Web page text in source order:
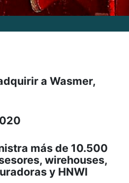
a Wasmer,
más de 10.500
wirehouses,
y HNWI